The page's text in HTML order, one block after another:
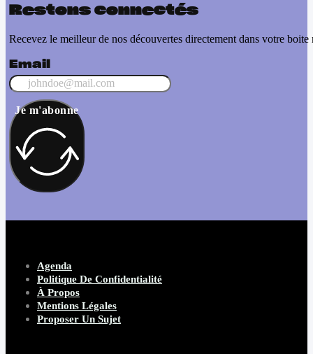
Restons connectés
Recevez le meilleur de nos découvertes directement dans votre boite
Email
Je m'abonne
Agenda
Politique De Confidentialité
À Propos
Mentions Légales
Proposer Un Sujet